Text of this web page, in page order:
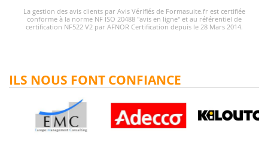
La gestion des avis clients par Avis Vérifiés de Formasuite.fr est certifiée
conforme à la norme NF ISO 20488 "avis en ligne" et au référentiel de
certification NF522 V2 par AFNOR Certification depuis le 28 Mars 2014.
ILS NOUS FONT CONFIANCE